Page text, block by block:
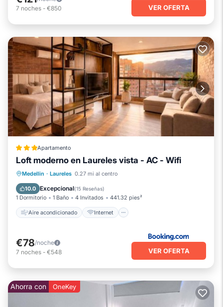
7 noches - €850 VER OFERTA
Apartamento
Loft moderno en Laureles vista - AC - Wifi
Medellin · Laureles 0.27 mi al centro
10.0 Excepcional(15 Reseñas)
1 Dormitorio 1 Baño 4 Invitados 441.32 pies²
Aire acondicionado Internet
Aire acondicionado
Se admiten mascotas
€78/noche
7 noches - €548 VER OFERTA
Ahorra con OneKey